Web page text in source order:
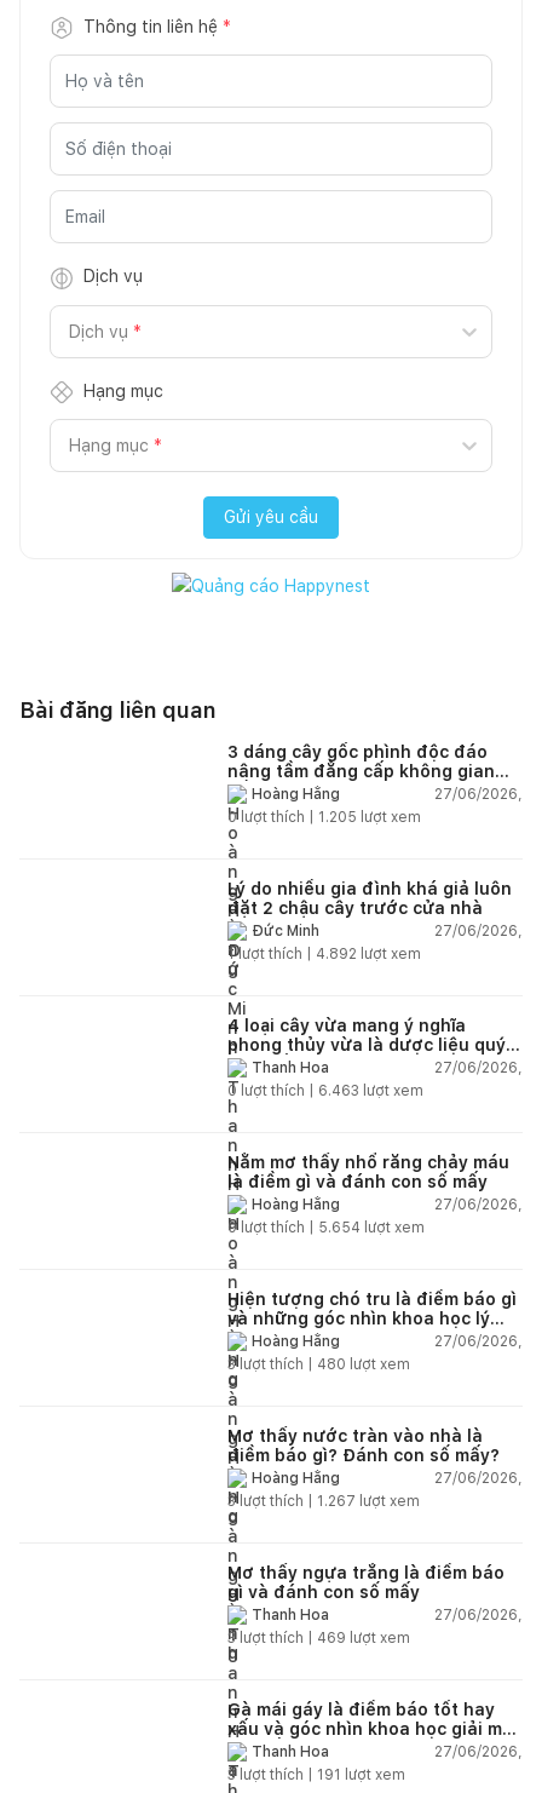
Thông tin liên hệ *
Dịch vụ
Dịch vụ *
Hạng mục
Hạng mục *
Gửi yêu cầu
Bài đăng liên quan
3 dáng cây gốc phình độc đáo
nâng tầm đẳng cấp không gian
sốngHoàng Hằng
27/06/2026,
0lượt thích | 1.205 lượt xem
Lý do nhiều gia đình khá giả luôn
đặt 2 chậu cây trước cửa nhà
Đức Minh
27/06/2026,
1lượt thích | 4.892 lượt xem
4 loại cây vừa mang ý nghĩa
phong thủy vừa là dược liệu quý
nên trồng trong nhà
Thanh Hoa
27/06/2026,
0 lượt thích | 6.463 lượt xem
Nằm mơ thấy nhổ răng chảy máu
là điềm gì và đánh con số mấy
Hoàng Hằng
27/06/2026,
0lượt thích | 5.654 lượt xem
Hiện tượng chó tru là điềm báo gì
và những góc nhìn khoa học lý
giảiHoàng Hằng
27/06/2026,
3lượt thích | 480 lượt xem
Mơ thấy nước tràn vào nhà là
điềm báo gì? Đánh con số mấy?
Hoàng Hằng
27/06/2026,
3lượt thích | 1.267 lượt xem
Mơ thấy ngựa trắng là điềm báo
gì và đánh con số mấy
Thanh Hoa
27/06/2026,
3lượt thích | 469 lượt xem
Gà mái gáy là điềm báo tốt hay
xấu và góc nhìn khoa học giải mã
chi tiết
Thanh Hoa
27/06/2026,
3lượt thích | 191 lượt xem